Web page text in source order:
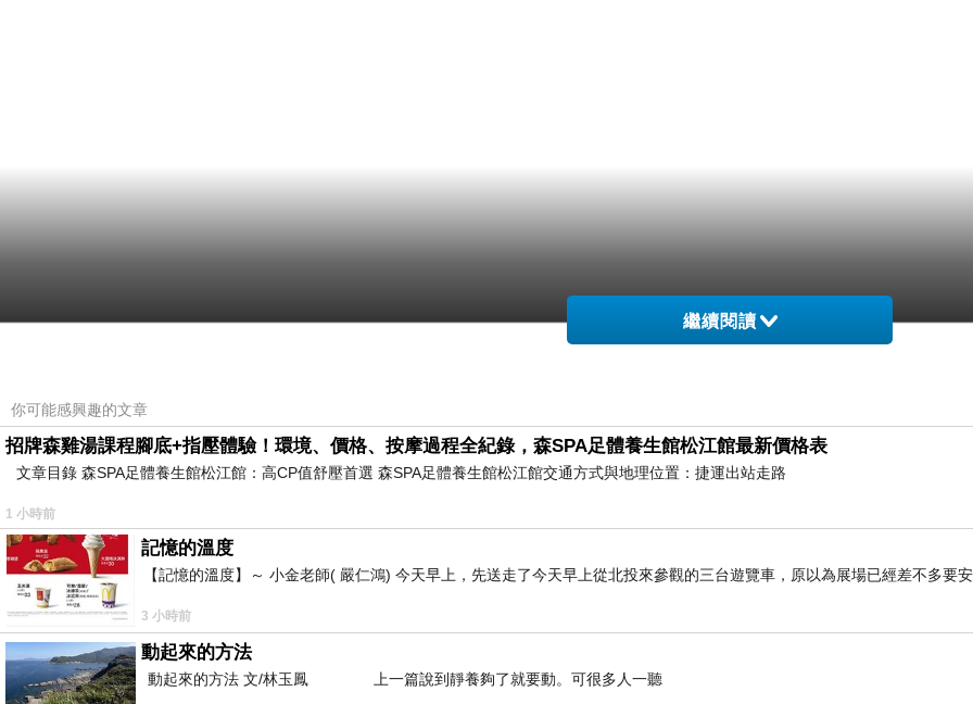
繼續閱讀
你可能感興趣的文章
招牌森雞湯課程腳底+指壓體驗！環境、價格、按摩過程全紀錄，森SPA足體養生館松江館最新價格表
文章目錄 森SPA足體養生館松江館：高CP值舒壓首選 森SPA足體養生館松江館交通方式與地理位置：捷運出站走路
1 小時前
記憶的溫度
【記憶的溫度】～ 小金老師( 嚴仁鴻) 今天早上，先送走了今天早上從北投來參觀的三台遊覽車，原以為展場已經差不多要
3 小時前
動起來的方法
動起來的方法 文/林玉鳳 上一篇說到靜養夠了就要動。可很多人一聽